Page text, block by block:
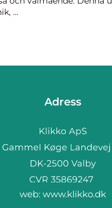
...
Adress
web: www.klikko.dk